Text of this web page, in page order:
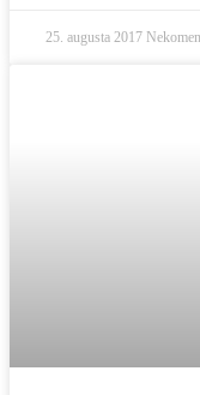
25. augusta 2017